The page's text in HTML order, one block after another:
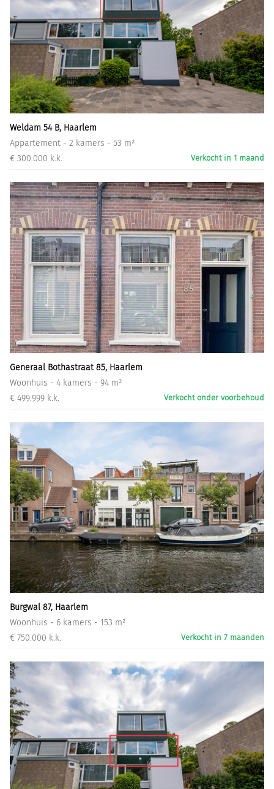
Weldam 54 B, Haarlem
Appartement - 2 kamers - 53 m²
€ 300.000 k.k.
Verkocht in 1 maand
Generaal Bothastraat 85, Haarlem
Woonhuis - 4 kamers - 94 m²
€ 499.999 k.k.
Verkocht onder voorbehoud
Burgwal 87, Haarlem
Woonhuis - 6 kamers - 153 m²
€ 750.000 k.k.
Verkocht in 7 maanden